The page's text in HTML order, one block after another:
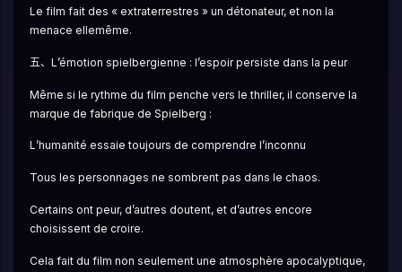
Le film fait des « extraterrestres » un détonateur, et non la
menace ellemême.
五、L’émotion spielbergienne : l’espoir persiste dans la peur
Même si le rythme du film penche vers le thriller, il conserve la
marque de fabrique de Spielberg :
L’humanité essaie toujours de comprendre l’inconnu
Tous les personnages ne sombrent pas dans le chaos.
Certains ont peur, d’autres doutent, et d’autres encore
choisissent de croire.
Cela fait du film non seulement une atmosphère apocalyptique,